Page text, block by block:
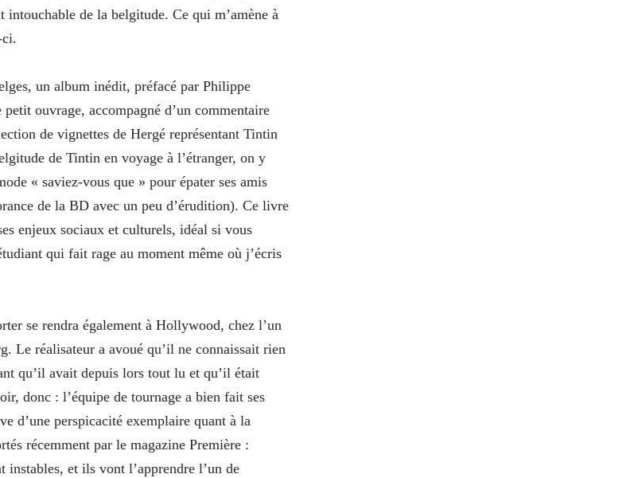
de la belgitude. Ce qui m’amène à
ci.
un album inédit, préfacé par Philippe
ouvrage, accompagné d’un commentaire
de vignettes de Hergé représentant Tintin
de Tintin en voyage à l’étranger, on y
« saviez-vous que » pour épater ses amis
de la BD avec un peu d’érudition). Ce livre
enjeux sociaux et culturels, idéal si vous
qui fait rage au moment même où j’écris
se rendra également à Hollywood, chez l’un
Le réalisateur a avoué qu’il ne connaissait rien
qu’il avait depuis lors tout lu et qu’il était
donc : l’équipe de tournage a bien fait ses
d’une perspicacité exemplaire quant à la
récemment par le magazine Première :
et ils vont l’apprendre l’un de